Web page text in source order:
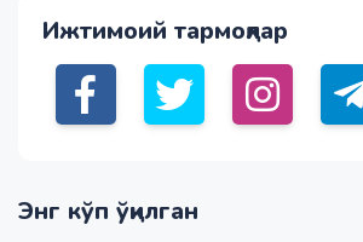
Ижтимоий тармоқлар
Энг кўп ўқилган